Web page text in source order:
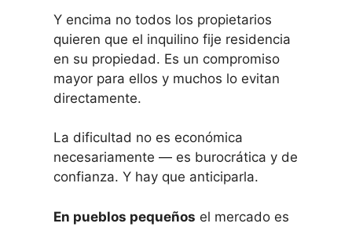
Y encima no todos los propietarios
quieren que el inquilino fije residencia
en su propiedad. Es un compromiso
mayor para ellos y muchos lo evitan
directamente.
La dificultad no es económica
necesariamente — es burocrática y de
confianza. Y hay que anticiparla.
En pueblos pequeños el mercado es